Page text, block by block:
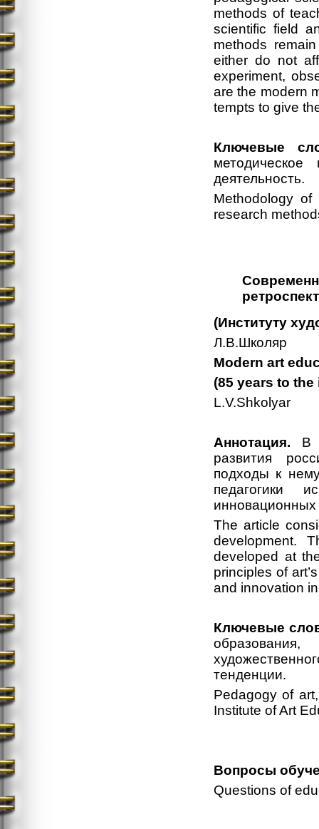
methods of
scientific field
methods
either do not
experiment,
are the modern
tempts to give
Ключевые
деятельность.
Methodology
research
(Институту
Л.В.Школяр
Modern art
(85 years to
L.V.Shkolyar
Аннотация. В
развития
подходы к
педагогики
инновационных
The article
development.
developed at
principles of
and innovation
Ключевые
тенденции.
Pedagogy of
Institute of Art
Вопросы
Questions of